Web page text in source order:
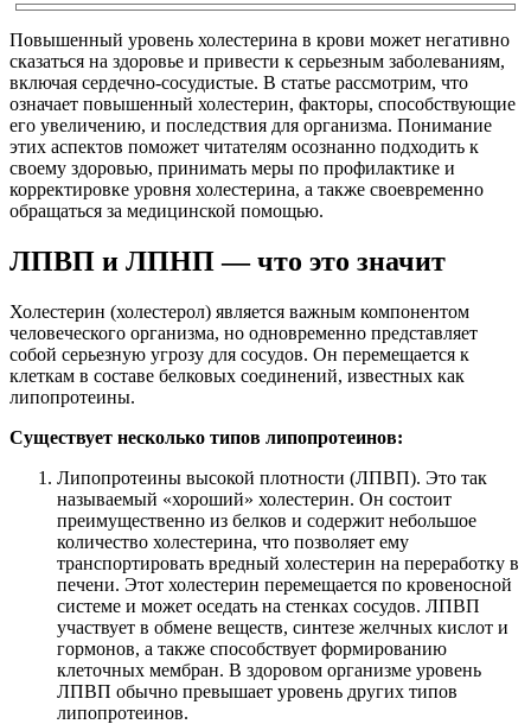
Повышенный уровень холестерина в крови может негативно
сказаться на здоровье и привести к серьезным заболеваниям,
включая сердечно-сосудистые. В статье рассмотрим, что
означает повышенный холестерин, факторы, способствующие
его увеличению, и последствия для организма. Понимание
этих аспектов поможет читателям осознанно подходить к
своему здоровью, принимать меры по профилактике и
корректировке уровня холестерина, а также своевременно
обращаться за медицинской помощью.
ЛПВП и ЛПНП — что это значит
Холестерин (холестерол) является важным компонентом
человеческого организма, но одновременно представляет
собой серьезную угрозу для сосудов. Он перемещается к
клеткам в составе белковых соединений, известных как
липопротеины.
Существует несколько типов липопротеинов:
Липопротеины высокой плотности (ЛПВП). Это так
называемый «хороший» холестерин. Он состоит
преимущественно из белков и содержит небольшое
количество холестерина, что позволяет ему
транспортировать вредный холестерин на переработку в
печени. Этот холестерин перемещается по кровеносной
системе и может оседать на стенках сосудов. ЛПВП
участвует в обмене веществ, синтезе желчных кислот и
гормонов, а также способствует формированию
клеточных мембран. В здоровом организме уровень
ЛПВП обычно превышает уровень других типов
липопротеинов.